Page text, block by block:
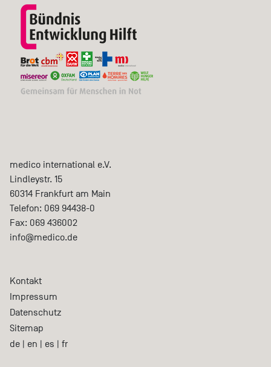
medico international e.V.
Lindleystr. 15
60314 Frankfurt am Main
Telefon: 069 94438-0
Fax: 069 436002
info@medico.de
Kontakt
Impressum
Datenschutz
Sitemap
de | en | es | fr